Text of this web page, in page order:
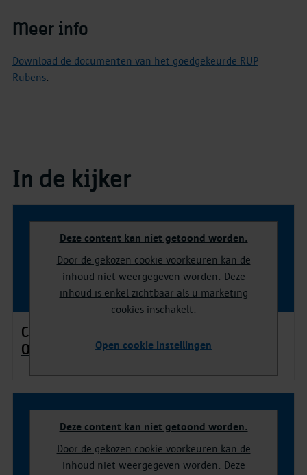
Meer info
Download de documenten van het goedgekeurde RUP
Rubens.
In de kijker
Deze content kan niet getoond worden.
Door de gekozen cookie voorkeuren kan de
inhoud niet weergegeven worden. Deze
inhoud is enkel zichtbaar als u marketing
cookies inschakelt.
Open cookie instellingen
Calvinistische tempel in Rubenstuin.
Opgraving 2023
Deze content kan niet getoond worden.
Door de gekozen cookie voorkeuren kan de
inhoud niet weergegeven worden. Deze